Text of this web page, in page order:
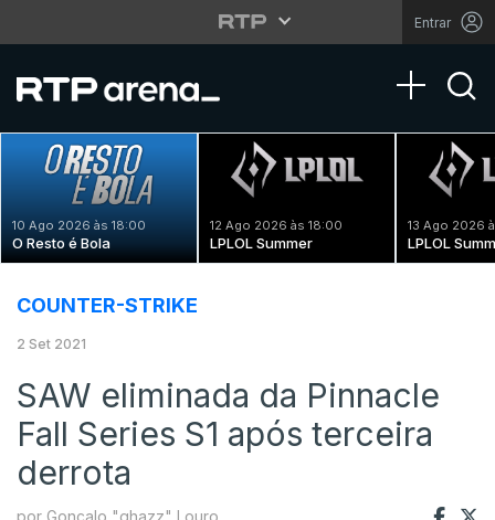
Entrar
Toggle
10 Ago 2026 às 18:00
O Resto é Bola
12 Ago 2026 às 18:00
LPLOL Summer
13 Ago 2026
LPLOL
COUNTER-STRIKE
2 Set 2021
SAW eliminada da Pinnacle
Fall Series S1 após terceira
derrota
por Gonçalo "ghazz" Louro